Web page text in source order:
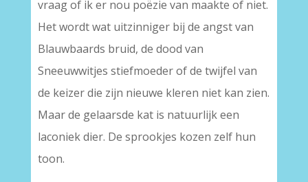
vraag of ik er nou poëzie van maakte of niet.
Het wordt wat uitzinniger bij de angst van
Blauwbaards bruid, de dood van
Sneeuwwitjes stiefmoeder of de twijfel van
de keizer die zijn nieuwe kleren niet kan zien.
Maar de gelaarsde kat is natuurlijk een
laconiek dier. De sprookjes kozen zelf hun
toon.